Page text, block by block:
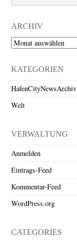
ARCHIV
Archiv
KATEGORIEN
HafenCityNewsArchiv
Welt
VERWALTUNG
Anmelden
Eintrags-Feed
Kommentar-Feed
WordPress.org
CATEGORIES